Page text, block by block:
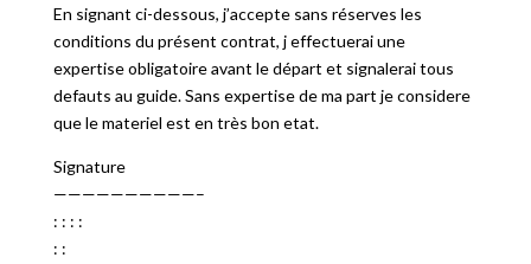
En signant ci-dessous, j’accepte sans réserves les
conditions du présent contrat, j effectuerai une
expertise obligatoire avant le départ et signalerai tous
defauts au guide. Sans expertise de ma part je considere
que le materiel est en très bon etat.
Signature
——————————–
: : : :
: :